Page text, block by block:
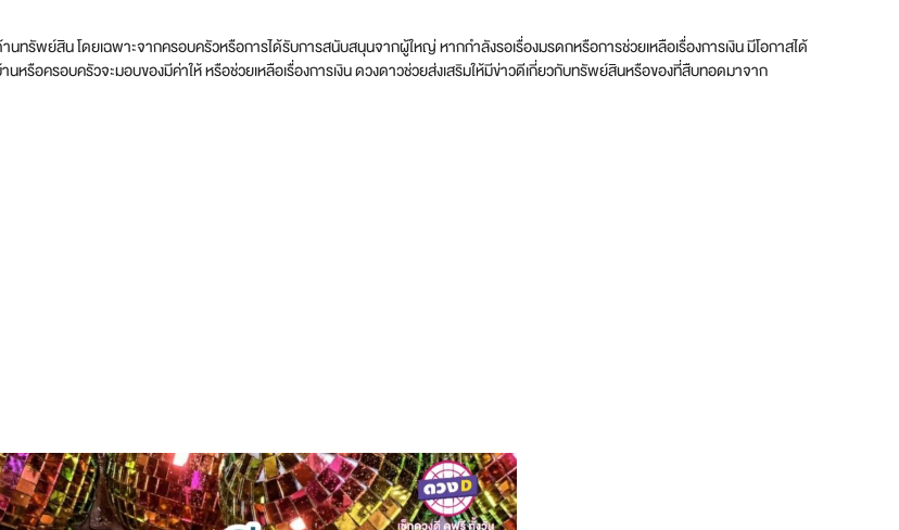
รัพย์สิน โดยเฉพาะจากครอบครัวหรือการได้รับการสนับสนุนจากผู้ใหญ่ หากกำลังรอเรื่องมรดกหรือการช่วยเหลือเรื่องการเงิน มีโอกาสได้
อครอบครัวจะมอบของมีค่าให้ หรือช่วยเหลือเรื่องการเงิน ดวงดาวช่วยส่งเสริมให้มีข่าวดีเกี่ยวกับทรัพย์สินหรือของที่สืบทอดมาจาก